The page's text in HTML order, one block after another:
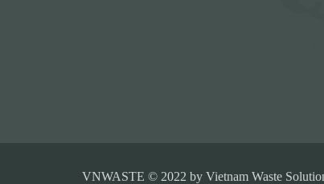
VNWASTE © 2022 by Vietnam Waste